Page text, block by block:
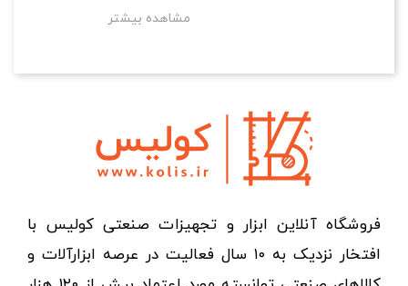
مشاهده بیشتر
فروشگاه آنلاین ابزار و تجهیزات صنعتی کولیس با
افتخار نزدیک به ۱۰ سال فعالیت در عرصه ابزارآلات و